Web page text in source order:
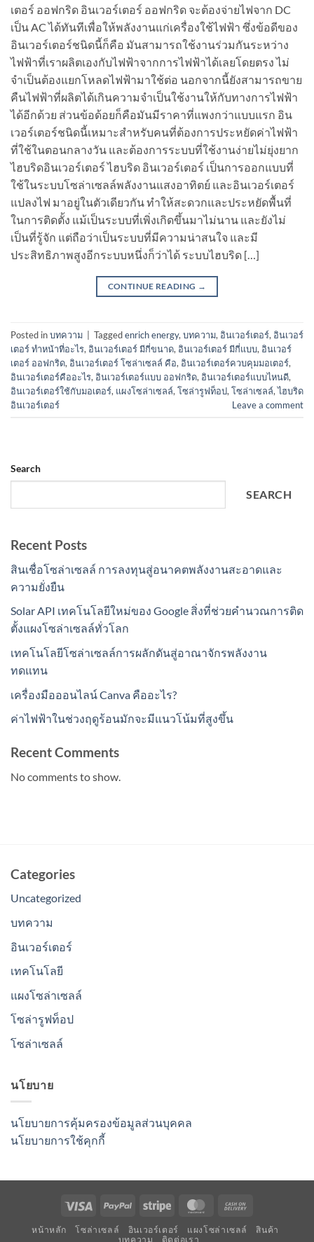
เตอร์ ออฟกริด อินเวอร์เตอร์ ออฟกริด จะต้องจ่ายไฟจาก DC
เป็น AC ได้ทันทีเพื่อให้พลังงานแก่เครื่องใช้ไฟฟ้า ซึ่งข้อดีของ
อินเวอร์เตอร์ชนิดนี้ก็คือ มันสามารถใช้งานร่วมกันระหว่าง
ไฟฟ้าที่เราผลิตเองกับไฟฟ้าจากการไฟฟ้าได้เลยโดยตรง ไม่
จำเป็นต้องแยกโหลดไฟฟ้ามาใช้ต่อ นอกจากนี้ยังสามารถขาย
คืนไฟฟ้าที่ผลิตได้เกินความจำเป็นใช้งานให้กับทางการไฟฟ้า
ได้อีกด้วย ส่วนข้อด้อยก็คือมันมีราคาที่แพงกว่าแบบแรก อิน
เวอร์เตอร์ชนิดนี้เหมาะสำหรับคนที่ต้องการประหยัดค่าไฟฟ้า
ที่ใช้ในตอนกลางวัน และต้องการระบบที่ใช้งานง่ายไม่ยุ่งยาก
ไฮบริดอินเวอร์เตอร์ ไฮบริด อินเวอร์เตอร์ เป็นการออกแบบที่
ใช้ในระบบโซล่าเซลล์พลังงานแสงอาทิตย์ และอินเวอร์เตอร์
แปลงไฟ มาอยู่ในตัวเดียวกัน ทำให้สะดวกและประหยัดพื้นที่
ในการติดตั้ง แม้เป็นระบบที่เพิ่งเกิดขึ้นมาไม่นาน และยังไม่
เป็นที่รู้จัก แต่ถือว่าเป็นระบบที่มีความน่าสนใจ และมี
ประสิทธิภาพสูงอีกระบบหนึ่งก็ว่าได้ ระบบไฮบริด […]
CONTINUE READING →
Posted inบทความ Taggedenrich energy, บทความ, อินเวอร์เตอร์, อินเวอร์
เตอร์ ทําหน้าที่อะไร, อินเวอร์เตอร์ มีกี่ขนาด, อินเวอร์เตอร์ มีกี่แบบ, อินเวอร์
เตอร์ ออฟกริด, อินเวอร์เตอร์ โซล่าเซลล์ คือ, อินเวอร์เตอร์ควบคุมมอเตอร์,
อินเวอร์เตอร์คืออะไร, อินเวอร์เตอร์แบบ ออฟกริด, อินเวอร์เตอร์แบบไหนดี,
อินเวอร์เตอร์ใช้กับมอเตอร์, แผงโซล่าเซลล์, โซล่ารูฟท็อป, โซล่าเซลล์,ไฮบริด
อินเวอร์เตอร์
Leave a comment
Search
SEARCH
Recent Posts
สินเชื่อโซล่าเซลล์ การลงทุนสู่อนาคตพลังงานสะอาดและ
ความยั่งยืน
Solar API เทคโนโลยีใหม่ของ Google สิ่งที่ช่วยคำนวณการติด
ตั้งแผงโซล่าเซลล์ทั่วโลก
เทคโนโลยีโซล่าเซลล์การผลักดันสู่อาณาจักรพลังงาน
ทดแทน
เครื่องมือออนไลน์ Canva คืออะไร?
ค่าไฟฟ้าในช่วงฤดูร้อนมักจะมีแนวโน้มที่สูงขึ้น
Recent Comments
No comments to show.
Categories
Uncategorized
บทความ
อินเวอร์เตอร์
เทคโนโลยี
แผงโซล่าเซลล์
โซล่ารูฟท็อป
โซล่าเซลล์
นโยบาย
นโยบายการคุ้มครองข้อมูลส่วนบุคคล
นโยบายการใช้คุกกี้
Visa PayPal Stripe MasterCard
Delivery
หน้าหลัก โซล่าเซลล์ อินเวอร์เตอร์ แผงโซล่าเซลล์
สินค้า
บทความ
ติดต่อเรา